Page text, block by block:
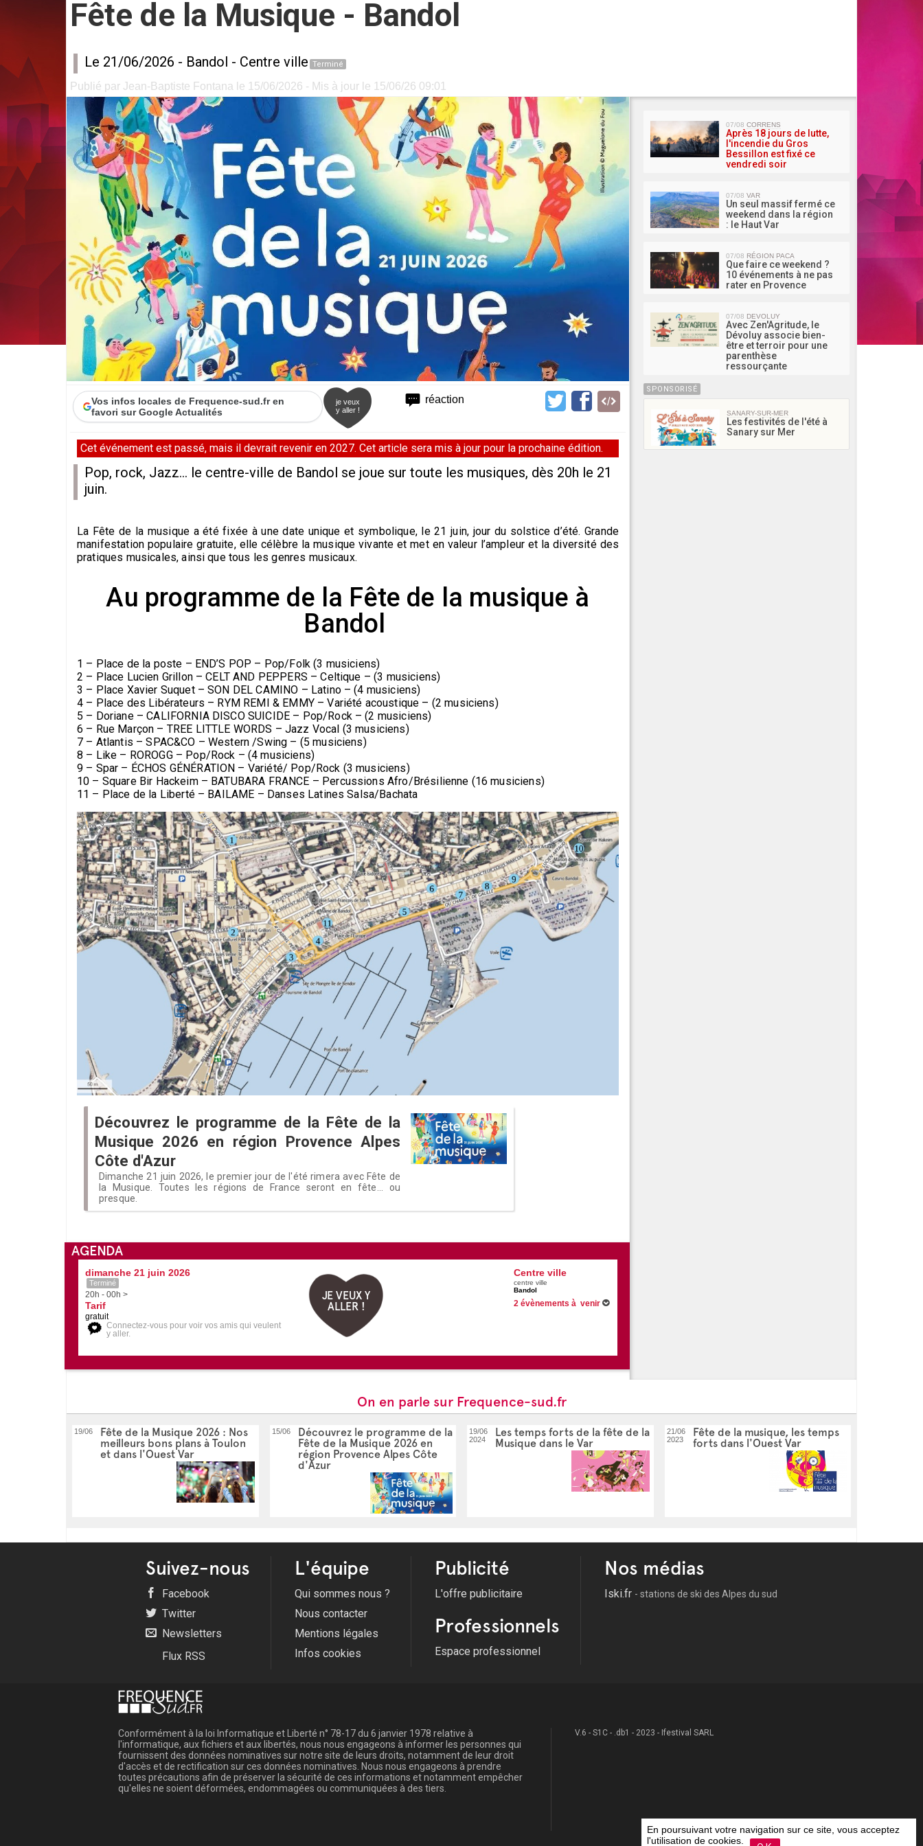
Fête de la Musique - Bandol
Le 21/06/2026 - Bandol - Centre ville Terminé
Publié par Jean-Baptiste Fontana le 15/06/2026 - Mis à jour le 15/06/26 09:01
réaction
Vos infos locales de Frequence-sud.fr en
favori sur Google Actualités
je veux
y aller !
Cet événement est passé, mais il devrait revenir en 2027. Cet article sera mis à jour pour la prochaine édition.
Pop, rock, Jazz... le centre-ville de Bandol se joue sur toute les musiques, dès 20h le 21
juin.
La Fête de la musique a été fixée à une date unique et symbolique, le 21 juin, jour du solstice d’été. Grande
manifestation populaire gratuite, elle célèbre la musique vivante et met en valeur l’ampleur et la diversité des
pratiques musicales, ainsi que tous les genres musicaux.
Au programme de la Fête de la musique à
Bandol
1 – Place de la poste – END’S POP – Pop/Folk (3 musiciens)
2 – Place Lucien Grillon – CELT AND PEPPERS – Celtique – (3 musiciens)
3 – Place Xavier Suquet – SON DEL CAMINO – Latino – (4 musiciens)
4 – Place des Libérateurs – RYM REMI & EMMY – Variété acoustique – (2 musiciens)
5 – Doriane – CALIFORNIA DISCO SUICIDE – Pop/Rock – (2 musiciens)
6 – Rue Marçon – TREE LITTLE WORDS – Jazz Vocal (3 musiciens)
7 – Atlantis – SPAC&CO – Western /Swing – (5 musiciens)
8 – Like – ROROGG – Pop/Rock – (4 musiciens)
9 – Spar – ÉCHOS GÉNÉRATION – Variété/ Pop/Rock (3 musiciens)
10 – Square Bir Hackeim – BATUBARA FRANCE – Percussions Afro/Brésilienne (16 musiciens)
11 – Place de la Liberté – BAILAME – Danses Latines Salsa/Bachata
Découvrez le programme de la Fête de la
Musique 2026 en région Provence Alpes
Côte d'Azur
Dimanche 21 juin 2026, le premier jour de l'été rimera avec Fête de
la Musique. Toutes les régions de France seront en fête... ou
presque.
AGENDA
dimanche 21 juin 2026
Terminé
20h - 00h >
Tarif
gratuit
Connectez-vous pour voir vos amis qui veulent
y aller.
JE VEUX Y
ALLER !
Centre ville
centre ville
Bandol
2 évènements à venir
07/08 CORRENS
Après 18 jours de lutte,
l'incendie du Gros
Bessillon est fixé ce
vendredi soir
07/08 VAR
Un seul massif fermé ce
weekend dans la région
: le Haut Var
07/08 RÉGION PACA
Que faire ce weekend ?
10 événements à ne pas
rater en Provence
07/08 DEVOLUY
Avec Zen'Agritude, le
Dévoluy associe bien-
être et terroir pour une
parenthèse
ressourçante
SPONSORISÉ
SANARY-SUR-MER
Les festivités de l'été à
Sanary sur Mer
On en parle sur Frequence-sud.fr
19/06
Fête de la Musique 2026 : Nos
meilleurs bons plans à Toulon
et dans l'Ouest Var
15/06
Découvrez le programme de la
Fête de la Musique 2026 en
région Provence Alpes Côte
d'Azur
19/06
2024
Les temps forts de la fête de la
Musique dans le Var
21/06
2023
Fête de la musique, les temps
forts dans l'Ouest Var
Suivez-nous
Facebook
Twitter
Newsletters
Flux RSS
L'équipe
Qui sommes nous ?
Nous contacter
Mentions légales
Infos cookies
Publicité
L'offre publicitaire
Professionnels
Espace professionnel
Nos médias
Iski.fr - stations de ski des Alpes du sud
Conformément à la loi Informatique et Liberté n° 78-17 du 6 janvier 1978 relative à
l'informatique, aux fichiers et aux libertés, nous nous engageons à informer les personnes qui
fournissent des données nominatives sur notre site de leurs droits, notamment de leur droit
d'accès et de rectification sur ces données nominatives. Nous nous engageons à prendre
toutes précautions afin de préserver la sécurité de ces informations et notamment empêcher
qu'elles ne soient déformées, endommagées ou communiquées à des tiers.
V.6 - S1C - .db1 - 2023 - Ifestival SARL
En poursuivant votre navigation sur ce site, vous acceptez
l'utilisation de cookies.